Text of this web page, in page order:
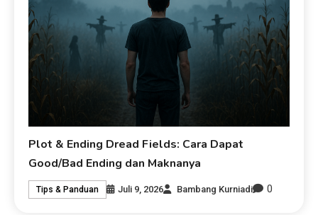
Plot & Ending Dread Fields: Cara Dapat
Good/Bad Ending dan Maknanya
Tips & Panduan Juli 9, 2026 Bambang Kurniadi 0